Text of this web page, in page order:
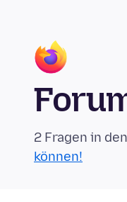
2 Fragen in
können!